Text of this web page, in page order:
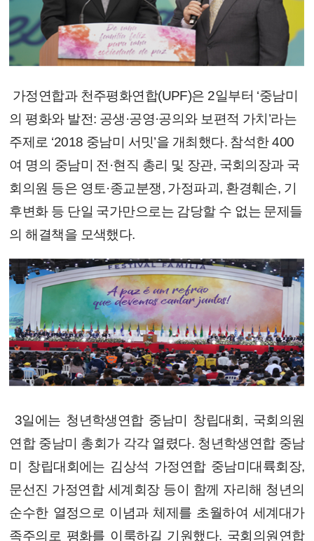
가정연합과 천주평화연합(UPF)은 2일부터 ‘중남미
의 평화와 발전: 공생·공영·공의와 보편적 가치’라는
주제로 ‘2018 중남미 서밋’을 개최했다. 참석한 400
여 명의 중남미 전·현직 총리 및 장관, 국회의장과 국
회의원 등은 영토·종교분쟁, 가정파괴, 환경훼손, 기
후변화 등 단일 국가만으로는 감당할 수 없는 문제들
의 해결책을 모색했다.
3일에는 청년학생연합 중남미 창립대회, 국회의원
연합 중남미 총회가 각각 열렸다. 청년학생연합 중남
미 창립대회에는 김상석 가정연합 중남미대륙회장,
문선진 가정연합 세계회장 등이 함께 자리해 청년의
순수한 열정으로 이념과 체제를 초월하여 세계대가
족주의로 평화를 이룩하길 기원했다. 국회의원연합